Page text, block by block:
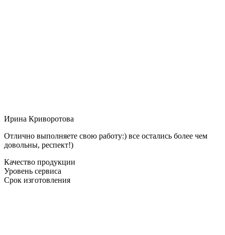
Ирина Криворотова
Отлично выполняете свою работу:) все остались более чем
довольны, респект!)
Качество продукции
Уровень сервиса
Срок изготовления